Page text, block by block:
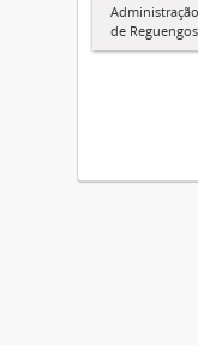
de Reguengos